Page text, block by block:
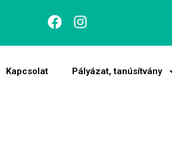
Kapcsolat Pályázat, tanúsítvány